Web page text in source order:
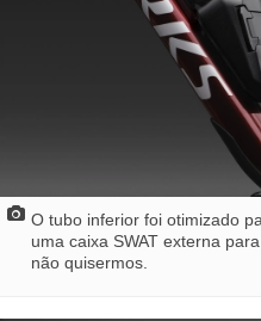
O tubo inferior foi otimizado
uma caixa SWAT externa
não quisermos.